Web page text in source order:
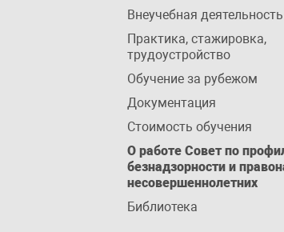
Внеучебная деятельность
Практика, стажировка,
трудоустройство
Обучение за рубежом
Документация
Стоимость обучения
О работе Совет по
безнадзорности и
несовершеннолетних
Библиотека